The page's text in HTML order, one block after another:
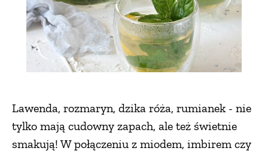
Lawenda, rozmaryn, dzika róża, rumianek - nie
tylko mają cudowny zapach, ale też świetnie
smakują! W połączeniu z miodem, imbirem czy
KRAJOBRAZ
RĘKODZIEŁO
RZEMIOSŁO
ZWYCZAJE